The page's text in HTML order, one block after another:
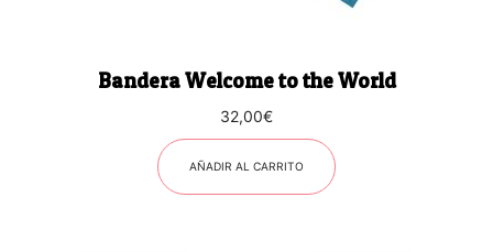
Bandera Welcome to the World
32,00€
AÑADIR AL CARRITO